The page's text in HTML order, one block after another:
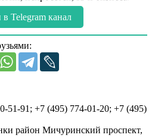
Telegram канал
51-91; +7 (495) 774-01-20; +7 (495)
район Мичуринский проспект,